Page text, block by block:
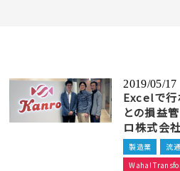
2019/05/17
Excelで行
との損益
ロ株式会
製造業
流
Waha!